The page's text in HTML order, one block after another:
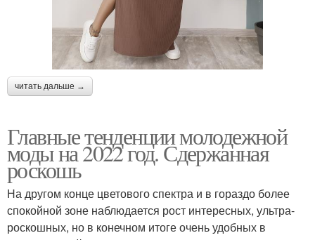
читать дальше →
Главные тенденции молодежной
моды на 2022 год. Сдержанная
роскошь
На другом конце цветового спектра и в гораздо более
спокойной зоне наблюдается рост интересных, ультра-
роскошных, но в конечном итоге очень удобных в